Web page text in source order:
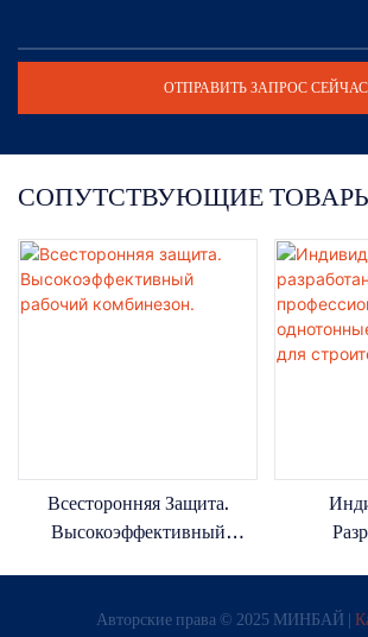
ОТПРАВИТЬ ЗАПРОС СЕЙЧАС
СОПУТСТВУЮЩИЕ
Всесторонняя Защита.
Высокоэффективный
Для
Авторские права © 2025 МИНБАЙ |